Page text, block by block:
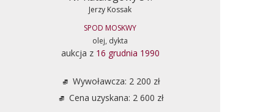
Jerzy Kossak
SPOD MOSKWY
olej, dykta
aukcja z 16 grudnia 1990
Wywoławcza: 2 200 zł
Cena uzyskana: 2 600 zł